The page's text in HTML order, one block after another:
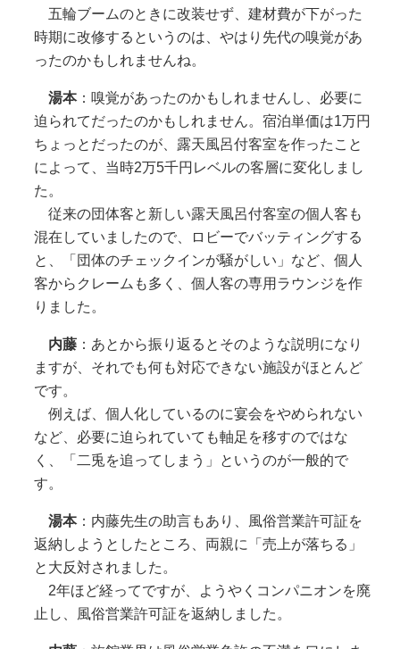
五輪ブームのときに改装せず、建材費が下がった
時期に改修するというのは、やはり先代の嗅覚があ
ったのかもしれませんね。
湯本：嗅覚があったのかもしれませんし、必要に
迫られてだったのかもしれません。宿泊単価は1万円
ちょっとだったのが、露天風呂付客室を作ったこと
によって、当時2万5千円レベルの客層に変化しまし
た。
従来の団体客と新しい露天風呂付客室の個人客も
混在していましたので、ロビーでバッティングする
と、「団体のチェックインが騒がしい」など、個人
客からクレームも多く、個人客の専用ラウンジを作
りました。
内藤：あとから振り返るとそのような説明になり
ますが、それでも何も対応できない施設がほとんど
です。
例えば、個人化しているのに宴会をやめられない
など、必要に迫られていても軸足を移すのではな
く、「二兎を追ってしまう」というのが一般的で
す。
湯本：内藤先生の助言もあり、風俗営業許可証を
返納しようとしたところ、両親に「売上が落ちる」
と大反対されました。
2年ほど経ってですが、ようやくコンパニオンを廃
止し、風俗営業許可証を返納しました。